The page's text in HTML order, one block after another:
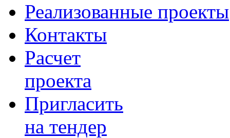
Реализованные проекты
Контакты
Расчет
проекта
Пригласить
на тендер